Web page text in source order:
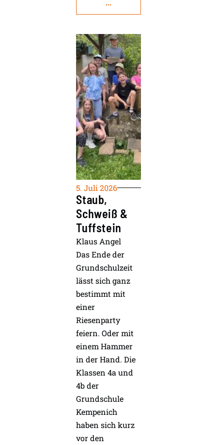
5. Juli 2026
Staub,
Schweiß &
Tuffstein
Klaus Angel
Das Ende der
Grundschulzeit
lässt sich ganz
bestimmt mit
einer
Riesenparty
feiern. Oder mit
einem Hammer
in der Hand. Die
Klassen 4a und
4b der
Grundschule
Kempenich
haben sich kurz
vor den